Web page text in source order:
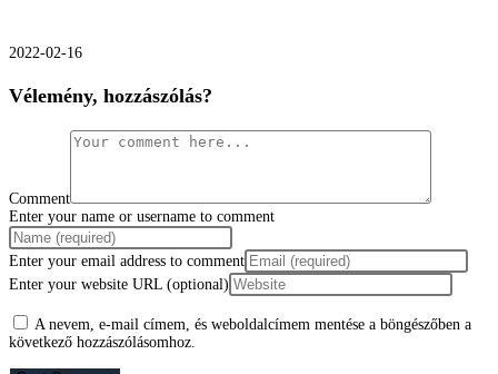
2022-02-16
Vélemény, hozzászólás?
Comment
Enter your name or username to comment
Enter your email address to comment
Enter your website URL (optional)
A nevem, e-mail címem, és weboldalcímem mentése a böngészőben a
következő hozzászólásomhoz.